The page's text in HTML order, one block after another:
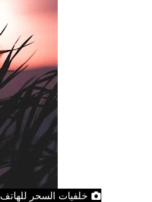
خلفيات السحر للهاتف Wallpapers of Magic Phone